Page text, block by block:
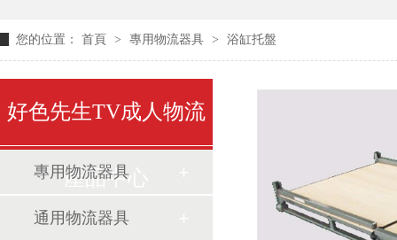
您的位置： 首頁 > 專用物流器具 > 浴缸托盤
好色先生TV成人物流
產品中心
專用物流器具
通用物流器具